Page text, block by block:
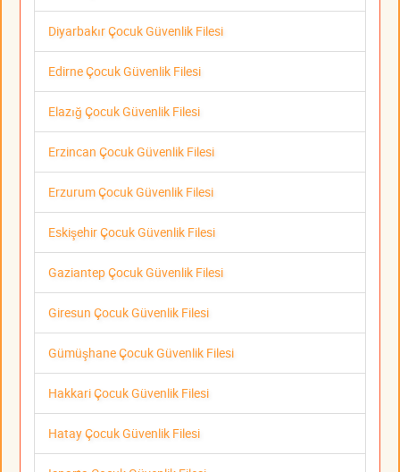
Diyarbakır Çocuk Güvenlik Filesi
Edirne Çocuk Güvenlik Filesi
Elazığ Çocuk Güvenlik Filesi
Erzincan Çocuk Güvenlik Filesi
Erzurum Çocuk Güvenlik Filesi
Eskişehir Çocuk Güvenlik Filesi
Gaziantep Çocuk Güvenlik Filesi
Giresun Çocuk Güvenlik Filesi
Gümüşhane Çocuk Güvenlik Filesi
Hakkari Çocuk Güvenlik Filesi
Hatay Çocuk Güvenlik Filesi